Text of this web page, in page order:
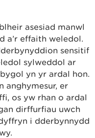
asesiad manwl
a’r effaith weledol.
sensitif
sylweddol ar
yn yr ardal hon.
anghymesur, er
os yw rhan o ardal
dirffurfiau uwch
i dderbynnydd